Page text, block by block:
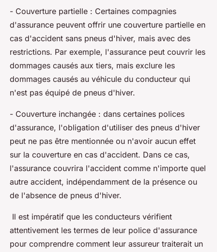
- Couverture partielle : Certaines compagnies
d'assurance peuvent offrir une couverture partielle en
cas d'accident sans pneus d'hiver, mais avec des
restrictions. Par exemple, l'assurance peut couvrir les
dommages causés aux tiers, mais exclure les
dommages causés au véhicule du conducteur qui
n'est pas équipé de pneus d'hiver.
- Couverture inchangée : dans certaines polices
d'assurance, l'obligation d'utiliser des pneus d'hiver
peut ne pas être mentionnée ou n'avoir aucun effet
sur la couverture en cas d'accident. Dans ce cas,
l'assurance couvrira l'accident comme n'importe quel
autre accident, indépendamment de la présence ou
de l'absence de pneus d'hiver.
Il est impératif que les conducteurs vérifient
attentivement les termes de leur police d'assurance
pour comprendre comment leur assureur traiterait un